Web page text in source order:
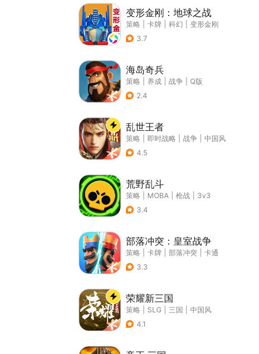
变形金刚：地球之战
策略 卡牌 科幻
变形金刚
3.7
海岛奇兵
策略 养成 战争
Q版
2.4
乱世王者
策略 即时战略 战争
中国风
4.5
荒野乱斗
策略 MOBA 枪战
3v3
3.4
部落冲突：皇室战争
策略 卡牌 部落冲突
卡通
3.3
荣耀新三国
策略 SLG 三国
中国风
4.1